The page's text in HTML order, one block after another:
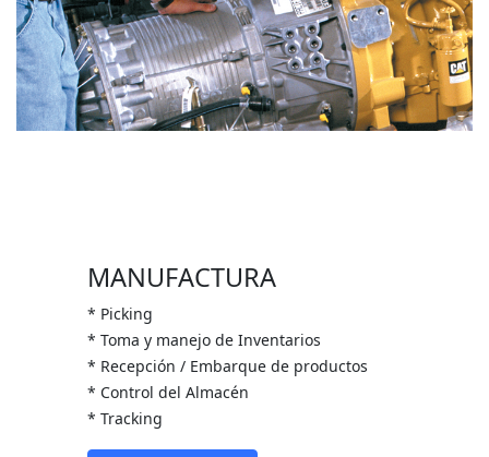
MANUFACTURA
* Picking
* Toma y manejo de Inventarios
* Recepción / Embarque de productos
* Control del Almacén
* Tracking